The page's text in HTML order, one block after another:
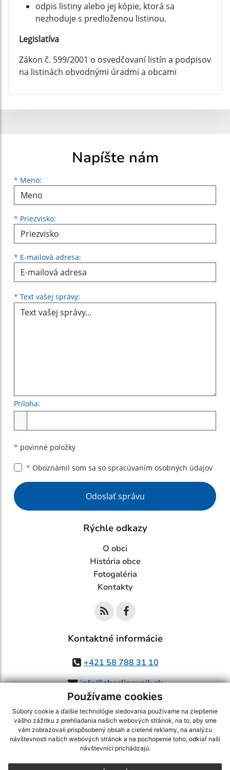
Používame cookies
Súbory cookie a ďalšie technológie sledovania používame na zlepšenie
vášho zážitku z prehliadania našich webových stránok, na to, aby sme
vám zobrazovali prispôsobený obsah a cielené reklamy, na analýzu
návštevnosti našich webových stránok a na pochopenie toho, odkiaľ naši
návštevníci prichádzajú.
odpis listiny alebo jej kópie, ktorá sa
nezhoduje s predloženou listinou.
Legislatíva
Zákon č. 599/2001 o osvedčovaní listín a podpisov
na listinách obvodnými úradmi a obcami
Napíšte nám
* Meno:
Meno
* Priezvisko:
Priezvisko
* E-mailová adresa:
E-mailová adresa
* Text vašej správy:
Príloha:
* povinné položky
* Oboznámil som sa so spracúvaním osobných údajov
Google reCaptcha Response
Odoslať správu
Rýchle odkazy
O obci
História obce
Fotogaléria
Kontakty
Kontaktné informácie
+421 58 788 31 10
info@obeclipovnik.sk
využite možnosť získavania aktuálnych informácií s využitím RSS
CMS systém (redakčný) systém ECHELON 2,Mapa stránok,web portál
webex.digital, s.r.o.,domény,registrácia domény